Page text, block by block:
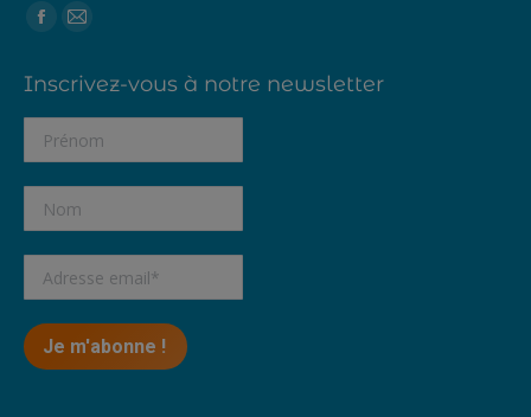
Trouvez nous sur :
Facebook
opens
in
new
window
Mail
opens
in
new
window
Inscrivez-vous à notre newsletter